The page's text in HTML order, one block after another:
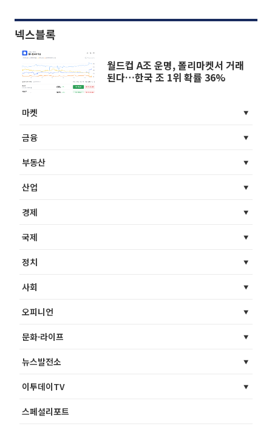
넥스블록
월드컵 A조 운명, 폴리마켓서 거래
된다…한국 조 1위 확률 36%
마켓
금융
부동산
산업
경제
국제
정치
사회
오피니언
문화·라이프
뉴스발전소
이투데이TV
스페셜리포트